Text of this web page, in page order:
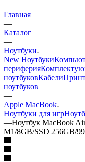
Главная
—
Каталог
—
Ноутбуки
New Ноутбуки
периферия
ноутбуковКабели
ноутбуков
—
Apple MacBook
Ноутбуки для игр
—Ноутбук MacBook
M1/8GB/SSD 256GB/